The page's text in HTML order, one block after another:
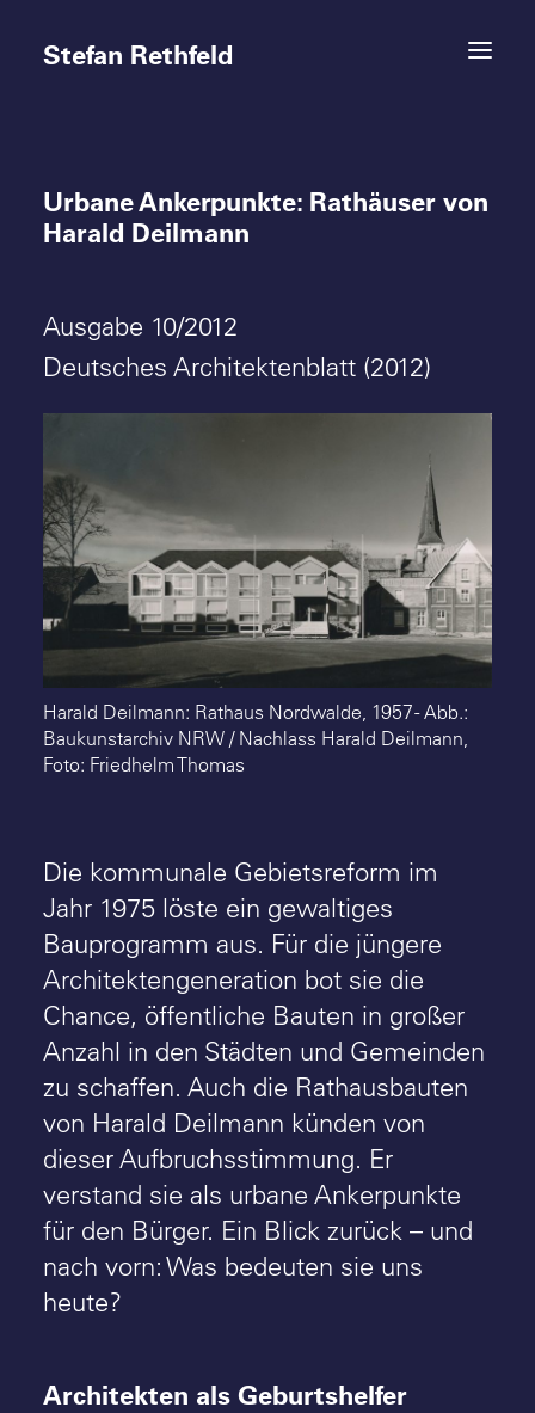
Stefan Rethfeld
Termine
Vita
Suche
Urbane Ankerpunkte: Rathäuser von
Harald Deilmann
Ausgabe 10/2012
Deutsches Architektenblatt (2012)
Harald Deilmann: Rathaus Nordwalde, 1957 - Abb.:
Baukunstarchiv NRW / Nachlass Harald Deilmann,
Foto: Friedhelm Thomas
Die kommunale Gebietsreform im
Jahr 1975 löste ein gewaltiges
Bauprogramm aus. Für die jüngere
Architektengeneration bot sie die
Chance, öffentliche Bauten in großer
Anzahl in den Städten und Gemeinden
zu schaffen. Auch die Rathausbauten
von Harald Deilmann künden von
dieser Aufbruchsstimmung. Er
verstand sie als urbane Ankerpunkte
für den Bürger. Ein Blick zurück – und
nach vorn: Was bedeuten sie uns
heute?
Architekten als Geburtshelfer